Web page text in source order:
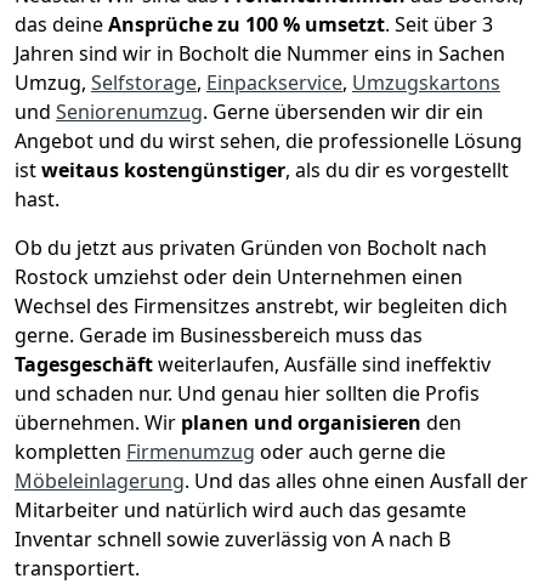
das deineAnsprüche zu 100 % umsetzt. Seit über 3
Jahren sind wir in Bocholt die Nummer eins in Sachen
Umzug, Selfstorage, Einpackservice, Umzugskartons
und Seniorenumzug. Gerne übersenden wir dir ein
Angebot und du wirst sehen, die professionelle Lösung
istweitaus kostengünstiger, als du dir es vorgestellt
hast.
Ob du jetzt aus privaten Gründen von Bocholt nach
Rostock umziehst oder dein Unternehmen einen
Wechsel des Firmensitzes anstrebt, wir begleiten dich
gerne. Gerade im Businessbereich muss das
Tagesgeschäftweiterlaufen, Ausfälle sind ineffektiv
und schaden nur. Und genau hier sollten die Profis
übernehmen. Wir planen und organisieren den
kompletten Firmenumzug oder auch gerne die
Möbeleinlagerung. Und das alles ohne einen Ausfall der
Mitarbeiter und natürlich wird auch das gesamte
Inventar schnell sowie zuverlässig von A nach B
transportiert.